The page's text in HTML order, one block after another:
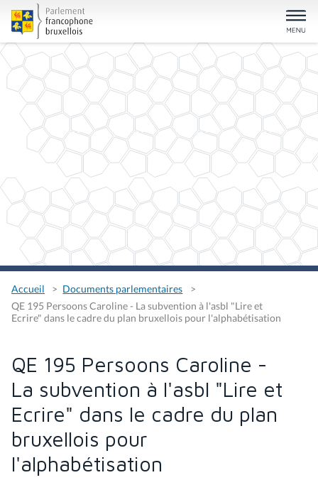
Accueil
Documents parlementaires
QE 195 Persoons Caroline - La subvention à l'asbl "Lire et
Ecrire" dans le cadre du plan bruxellois pour l'alphabétisation
QE 195 Persoons Caroline -
La subvention à l'asbl "Lire et
Ecrire" dans le cadre du plan
bruxellois pour
l'alphabétisation